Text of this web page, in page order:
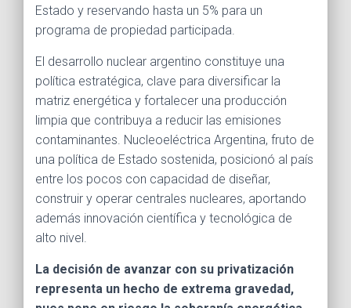
Estado y reservando hasta un 5% para un
programa de propiedad participada.
El desarrollo nuclear argentino constituye una
política estratégica, clave para diversificar la
matriz energética y fortalecer una producción
limpia que contribuya a reducir las emisiones
contaminantes. Nucleoeléctrica Argentina, fruto de
una política de Estado sostenida, posicionó al país
entre los pocos con capacidad de diseñar,
construir y operar centrales nucleares, aportando
además innovación científica y tecnológica de
alto nivel.
La decisión de avanzar con su privatización
representa un hecho de extrema gravedad,